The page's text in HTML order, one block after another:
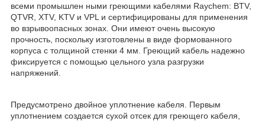
всеми промышлен ными греющими кабелями Raychem: BTV,
QTVR, XTV, KTV и VPL и сертифицированы для применения
во взрывоопасных зонах. Они имеют очень высокую
прочность, поскольку изготовлены в виде формованного
корпуса с толщиной стенки 4 мм. Греющий кабель надежно
фиксируется с помощью цельного узла разгрузки
напряжений.
Предусмотрено двойное уплотнение кабеля. Первым
уплотнением создается сухой отсек для греющего кабеля,